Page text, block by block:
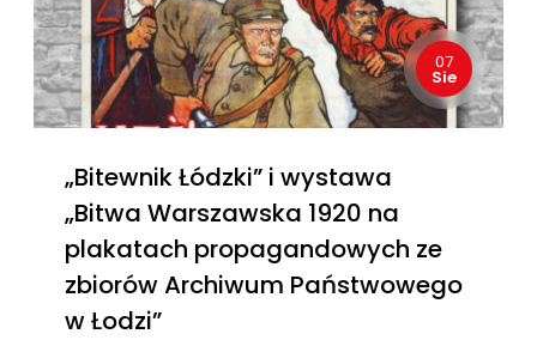
07
Sie
„Bitewnik Łódzki” i wystawa
„Bitwa Warszawska 1920 na
plakatach propagandowych ze
zbiorów Archiwum Państwowego
w Łodzi”